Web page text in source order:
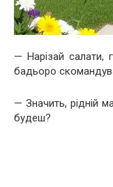
— Нарізай салати,
бадьоро
— Значить, рідній
будеш?